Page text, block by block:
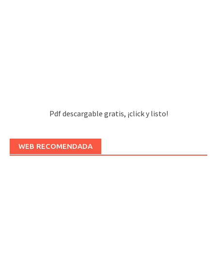
Pdf descargable gratis, ¡click y listo!
WEB RECOMENDADA